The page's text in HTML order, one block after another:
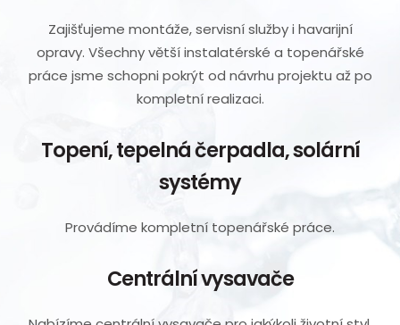
Zajišťujeme montáže, servisní služby i havarijní
opravy. Všechny větší instalatérské a topenářské
práce jsme schopni pokrýt od návrhu projektu až po
kompletní realizaci.
Topení, tepelná čerpadla, solární
systémy
Provádíme kompletní topenářské práce.
Centrální vysavače